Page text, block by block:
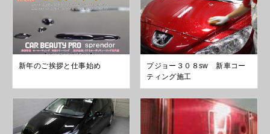
新年のご挨拶と仕事始め
プジョー３０８sw 新車コー
ティング施工